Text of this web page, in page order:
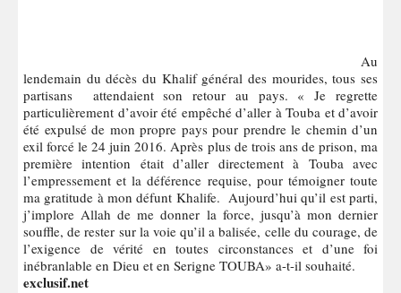
Au
lendemain du décès du Khalif général des mourides, tous ses
partisans attendaient son retour au pays. « Je regrette
particulièrement d’avoir été empêché d’aller à Touba et d’avoir
été expulsé de mon propre pays pour prendre le chemin d’un
exil forcé le 24 juin 2016. Après plus de trois ans de prison, ma
première intention était d’aller directement à Touba avec
l’empressement et la déférence requise, pour témoigner toute
ma gratitude à mon défunt Khalife. Aujourd’hui qu’il est parti,
j’implore Allah de me donner la force, jusqu’à mon dernier
souffle, de rester sur la voie qu’il a balisée, celle du courage, de
l’exigence de vérité en toutes circonstances et d’une foi
inébranlable en Dieu et en Serigne TOUBA» a-t-il souhaité.
exclusif.net